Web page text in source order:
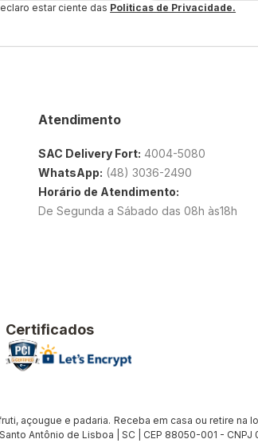
estar ciente das Politicas de Privacidade.
Atendimento
SAC Delivery Fort: 4004-5080
WhatsApp: (48) 3036-2490
Horário de Atendimento:
De Segunda a Sábado das 08h às18h
Certificados
açougue e padaria. Receba em casa ou retire na
Antônio de Lisboa | SC | CEP 88050-001 -